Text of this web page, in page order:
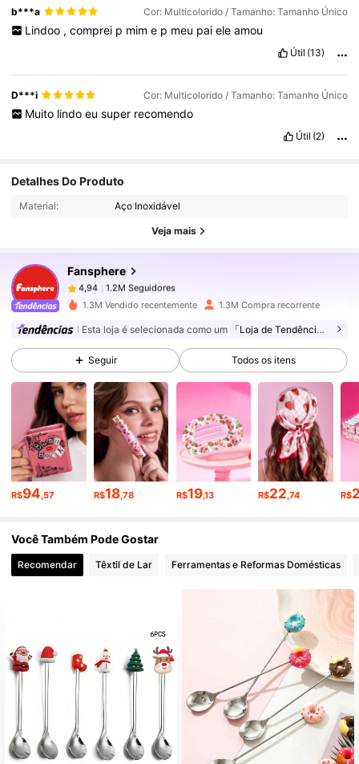
b***a Cor: Multicolorido / Tamanho: Tamanho Único
Lindoo , comprei p mim e p meu pai ele amou
Útil (13)
D***i Cor: Multicolorido / Tamanho: Tamanho Único
Muito lindo eu super recomendo
Útil (2)
Detalhes Do Produto
Material: Aço Inoxidável
Veja mais
Fansphere
4,94 1.2M Seguidores
1.2M Seguidores
4,94 1.2M Seguidores
4,94 1.2M Seguidores
4,94 1.2M Seguidores
1.2M Seguidores
4,94
4,94 1.2M Seguidores
1.2M Seguidores
1.3M Vendido recentemente 1.3M Compra recorrente
Esta loja é selecionada como um 「Loja de Tendências」
Seguir Todos os itens
R$94,57 R$18,78 R$19,13 R$22,74 R$
Você Também Pode Gostar
Recomendar Têxtil de Lar Ferramentas e Reformas Domésticas